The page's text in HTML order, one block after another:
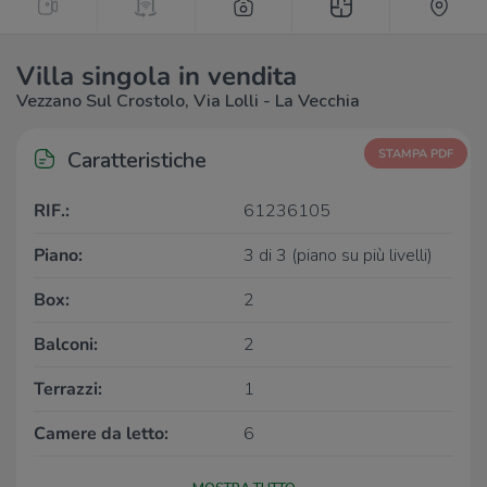
Villa singola in vendita
Vezzano Sul Crostolo, Via Lolli - La Vecchia
Caratteristiche STAMPA PDF
RIF.:
61236105
Piano:
3 di 3 (piano su più livelli)
Box:
2
Balconi:
2
Terrazzi:
1
Camere da letto:
6